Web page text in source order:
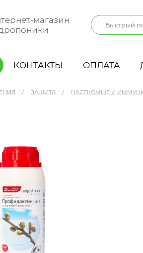
магазин
КОНТАКТЫ ОПЛАТА
ЗАЩИТА НАСЕКОМЫЕ И